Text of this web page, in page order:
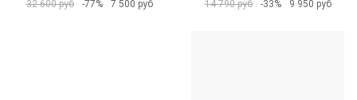
32 600 руб
-77% 7 500 руб
14 790 руб
-33% 9 950 руб